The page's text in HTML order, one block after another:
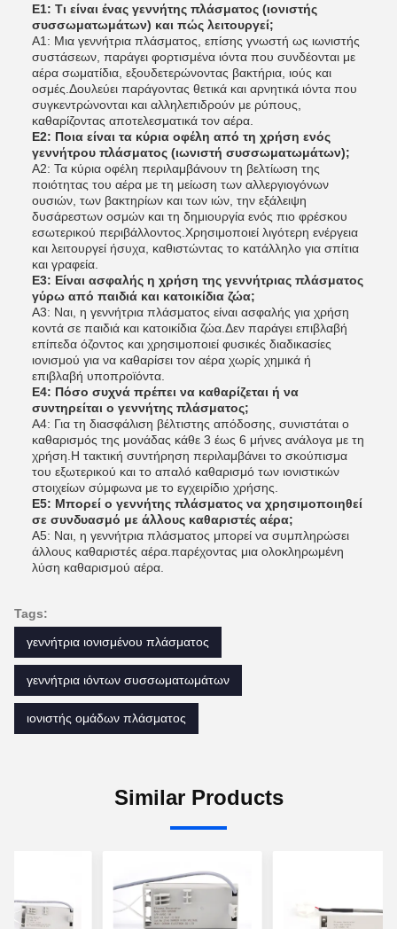
Ε1: Τι είναι ένας γεννήτης πλάσματος (ιονιστής
συσσωματωμάτων) και πώς λειτουργεί;
Α1: Μια γεννήτρια πλάσματος, επίσης γνωστή ως ιωνιστής
συστάσεων, παράγει φορτισμένα ιόντα που συνδέονται με
αέρα σωματίδια, εξουδετερώνοντας βακτήρια, ιούς και
οσμές.Δουλεύει παράγοντας θετικά και αρνητικά ιόντα που
συγκεντρώνονται και αλληλεπιδρούν με ρύπους,
καθαρίζοντας αποτελεσματικά τον αέρα.
Ε2: Ποια είναι τα κύρια οφέλη από τη χρήση ενός
γεννήτρου πλάσματος (ιωνιστή συσσωματωμάτων);
Α2: Τα κύρια οφέλη περιλαμβάνουν τη βελτίωση της
ποιότητας του αέρα με τη μείωση των αλλεργιογόνων
ουσιών, των βακτηρίων και των ιών, την εξάλειψη
δυσάρεστων οσμών και τη δημιουργία ενός πιο φρέσκου
εσωτερικού περιβάλλοντος.Χρησιμοποιεί λιγότερη ενέργεια
και λειτουργεί ήσυχα, καθιστώντας το κατάλληλο για σπίτια
και γραφεία.
Ε3: Είναι ασφαλής η χρήση της γεννήτριας πλάσματος
γύρω από παιδιά και κατοικίδια ζώα;
Α3: Ναι, η γεννήτρια πλάσματος είναι ασφαλής για χρήση
κοντά σε παιδιά και κατοικίδια ζώα.Δεν παράγει επιβλαβή
επίπεδα όζοντος και χρησιμοποιεί φυσικές διαδικασίες
ιονισμού για να καθαρίσει τον αέρα χωρίς χημικά ή
επιβλαβή υποπροϊόντα.
Ε4: Πόσο συχνά πρέπει να καθαρίζεται ή να
συντηρείται ο γεννήτης πλάσματος;
Α4: Για τη διασφάλιση βέλτιστης απόδοσης, συνιστάται ο
καθαρισμός της μονάδας κάθε 3 έως 6 μήνες ανάλογα με τη
χρήση.Η τακτική συντήρηση περιλαμβάνει το σκούπισμα
του εξωτερικού και το απαλό καθαρισμό των ιονιστικών
στοιχείων σύμφωνα με το εγχειρίδιο χρήσης.
Ε5: Μπορεί ο γεννήτης πλάσματος να χρησιμοποιηθεί
σε συνδυασμό με άλλους καθαριστές αέρα;
Α5: Ναι, η γεννήτρια πλάσματος μπορεί να συμπληρώσει
άλλους καθαριστές αέρα.παρέχοντας μια ολοκληρωμένη
λύση καθαρισμού αέρα.
Tags:
γεννήτρια ιονισμένου πλάσματος
γεννήτρια ιόντων συσσωματωμάτων
ιονιστής ομάδων πλάσματος
Similar Products